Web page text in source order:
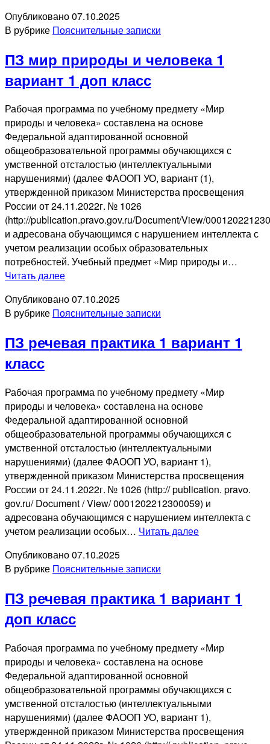
природы
человека
вариант
1
класс
Опубликовано07.10.2025
В рубрике Пояснительные записки
ПЗ мир природы и человека 1
вариант 1 доп класс
Рабочая программа по учебному предмету «Мир
природы и человека» составлена на основе
Федеральной адаптированной основной
общеобразовательной программы обучающихся с
умственной отсталостью (интеллектуальными
нарушениями) (далее ФАООП УО, вариант (1),
утвержденной приказом Министерства просвещения
России от 24.11.2022г. № 1026
(http://publication.pravo.gov.ru/Document/View/
и адресована обучающимся с нарушением интеллекта с
учетом реализации особых образовательных
потребностей. Учебный предмет «Мир природы и…
Читать далееПЗ
природы
и
1
класс
Опубликовано07.10.2025
В рубрике Пояснительные записки
ПЗ речевая практика 1 вариант 1
класс
Рабочая программа по учебному предмету «Мир
природы и человека» составлена на основе
Федеральной адаптированной основной
общеобразовательной программы обучающихся с
умственной отсталостью (интеллектуальными
нарушениями) (далее ФАООП УО, вариант 1),
утвержденной приказом Министерства просвещения
России от 24.11.2022г. № 1026 (http:// publication. pravo.
gov.ru/ Document / View/ 0001202212300059) и
адресована обучающимся с нарушением интеллекта с
учетом реализации особых… Читать далееПЗ
1
Опубликовано07.10.2025
В рубрике Пояснительные записки
ПЗ речевая практика 1 вариант 1
доп класс
Рабочая программа по учебному предмету «Мир
природы и человека» составлена на основе
Федеральной адаптированной основной
общеобразовательной программы обучающихся с
умственной отсталостью (интеллектуальными
нарушениями) (далее ФАООП УО, вариант 1),
утвержденной приказом Министерства просвещения